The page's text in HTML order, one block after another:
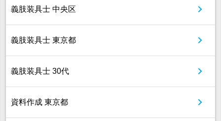
義肢装具士 中央区
義肢装具士 東京都
義肢装具士 30代
資料作成 東京都